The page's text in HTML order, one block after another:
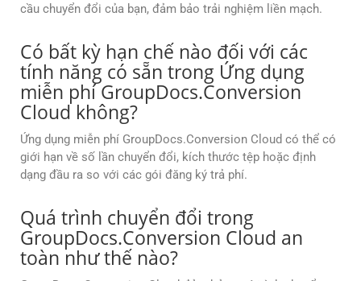
cầu chuyển đổi của bạn, đảm bảo trải nghiệm liền mạch.
Có bất kỳ hạn chế nào đối với các
tính năng có sẵn trong Ứng dụng
miễn phí GroupDocs.Conversion
Cloud không?
Ứng dụng miễn phí GroupDocs.Conversion Cloud có thể có
giới hạn về số lần chuyển đổi, kích thước tệp hoặc định
dạng đầu ra so với các gói đăng ký trả phí.
Quá trình chuyển đổi trong
GroupDocs.Conversion Cloud an
toàn như thế nào?